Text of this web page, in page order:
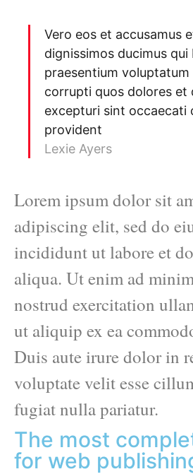
Vero eos et accusamus
dignissimos ducimus qui
praesentium
corrupti quos dolores et
excepturi sint occaecati
provident
Lexie Ayers
Lorem ipsum dolor sit
adipiscing elit, sed do
incididunt ut labore et
aliqua. Ut enim ad
nostrud exercitation
ut aliquip ex ea
Duis aute irure dolor in
voluptate velit esse
fugiat nulla pariatur.
The most
for web